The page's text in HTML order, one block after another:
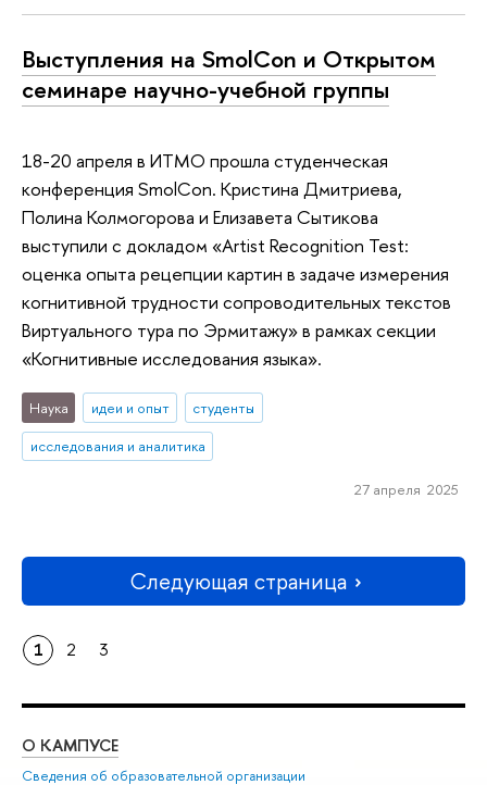
Выступления на SmolCon и Открытом
семинаре научно-учебной группы
18-20 апреля в ИТМО прошла студенческая
конференция SmolCon. Кристина Дмитриева,
Полина Колмогорова и Елизавета Сытикова
выступили с докладом «Artist Recognition Test:
оценка опыта рецепции картин в задаче измерения
когнитивной трудности сопроводительных текстов
Виртуального тура по Эрмитажу» в рамках секции
«Когнитивные исследования языка».
Наука идеи и опыт
студенты
исследования и аналитика
27 апреля 2025
Следующая страница
1 2 3
О КАМПУСЕ
Сведения об образовательной организации